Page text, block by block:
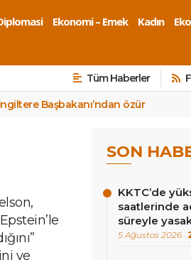
Ekonomi – Emek Kadın
Tüm Haberler
Başbakanı’ndan özür
ve
SON
KKTC’de
saatlerinde
süreyle
5 Ağustos 2026